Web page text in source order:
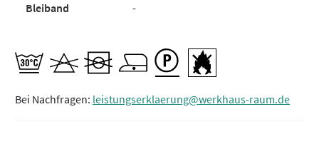
Bleiband
-
Bei Nachfragen: leistungserklaerung@werkhaus-raum.de